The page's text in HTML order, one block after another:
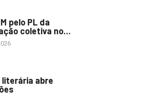
pelo PL da
coletiva no...
literária abre